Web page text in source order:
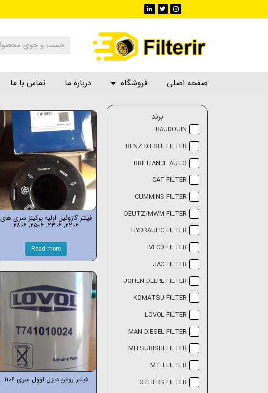
صفحه اصلی فروشگاه درباره ما تماس با ما
برند
BAUDOUIN
BENZ DIESEL FILTER
BRILLIANCE AUTO
CAT FILTER
CUMMINS FILTER
DEUTZ/MWM FILTER
HYDRAULIC FILTER
IVECO FILTER
JAC FILTER
JOHEN DEERE FILTER
KOMATSU FILTER
LOVOL FILTER
MAN DIESEL FILTER
MITSUBISHI FILTER
MTU FILTER
OTHERS FILTER
فیلتر گازوئیل اولیه پرکینز سری های
۲۲۰۶, ۲۳۰۶, ۲۵۰۶, ۲۸۰۶
Read more
فیلتر روغن دیزل لوول سری 1106